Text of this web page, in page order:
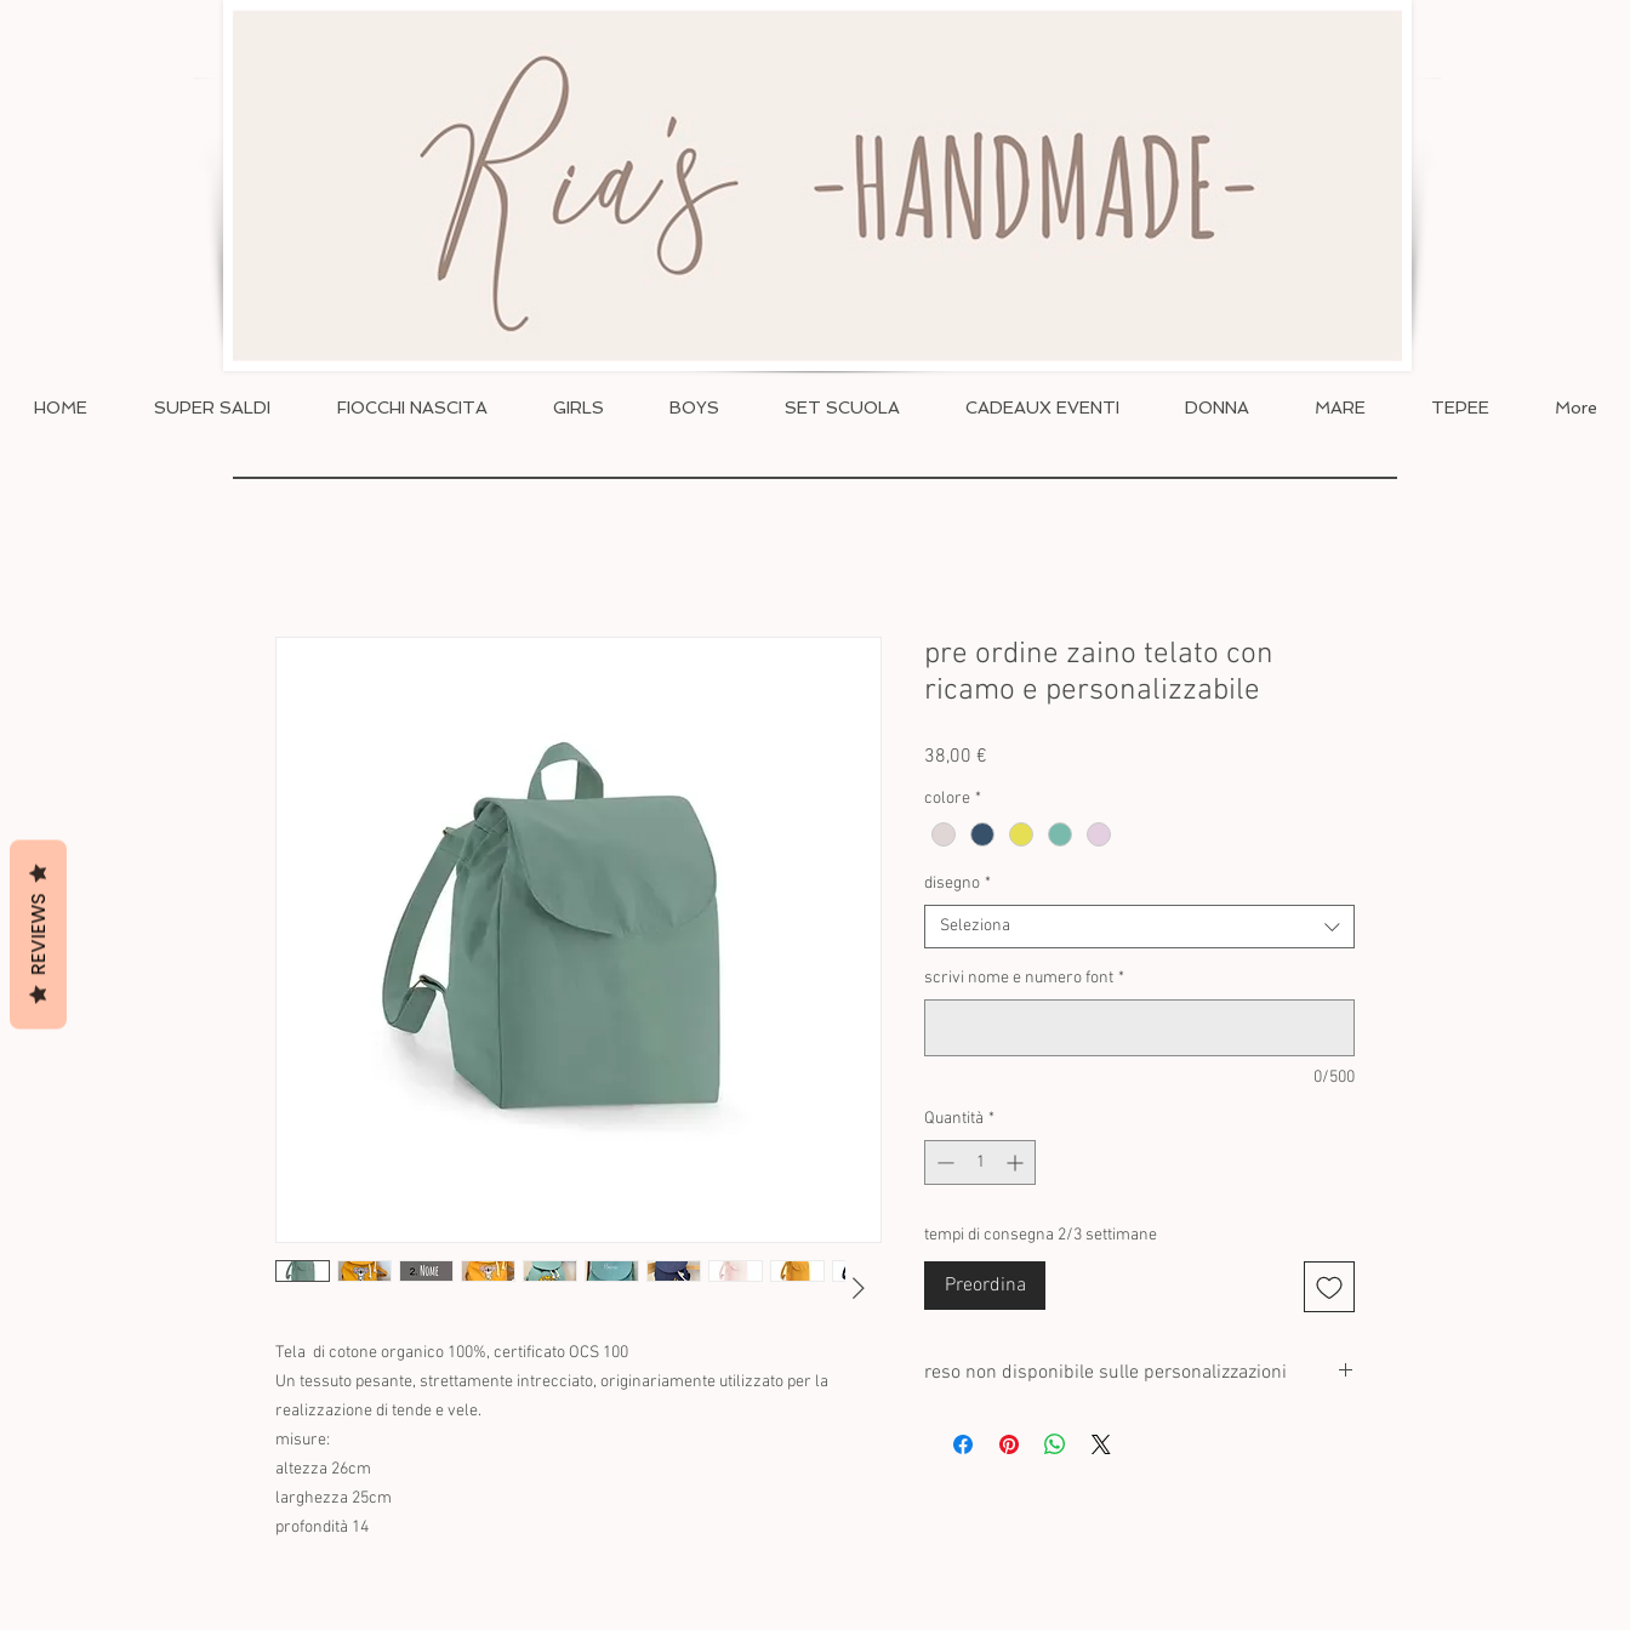
HOME SUPER SALDI FIOCCHI NASCITA GIRLS BOYS SET SCUOLA CADEAUX EVENTI DONNA MARE TEPEE More
Tela di cotone organico 100%, certificato OCS 100
Un tessuto pesante, strettamente intrecciato, originariamente utilizzato per la
realizzazione di tende e vele.
misure:
altezza 26cm
larghezza 25cm
profondità 14
pre ordine zaino telato con
ricamo e personalizzabile
38,00 €
colore *
disegno *
Seleziona
scrivi nome e numero font *
0/500
Quantità *
tempi di consegna 2/3 settimane
Preordina
reso non disponibile sulle personalizzazioni
recesso legale e dalle politiche di reso, il che significa che
REVIEWS